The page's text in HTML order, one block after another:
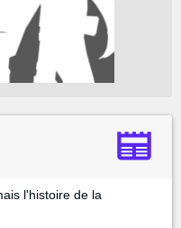
l'histoire de la